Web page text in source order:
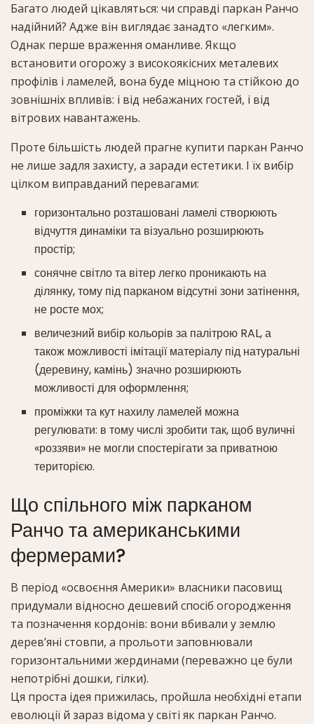
Багато людей цікавляться: чи справді паркан Ранчо
надійний? Адже він виглядає занадто «легким».
Однак перше враження оманливе. Якщо
встановити огорожу з високоякісних металевих
профілів і ламелей, вона буде міцною та стійкою до
зовнішніх впливів: і від небажаних гостей, і від
вітрових навантажень.
Проте більшість людей прагне купити паркан Ранчо
не лише задля захисту, а заради естетики. І їх вибір
цілком виправданий перевагами:
горизонтально розташовані ламелі створюють
відчуття динаміки та візуально розширюють
простір;
сонячне світло та вітер легко проникають на
ділянку, тому під парканом відсутні зони затінення,
не росте мох;
величезний вибір кольорів за палітрою RAL, а
також можливості імітації матеріалу під натуральні
(деревину, камінь) значно розширюють
можливості для оформлення;
проміжки та кут нахилу ламелей можна
регулювати: в тому числі зробити так, щоб вуличні
«роззяви» не могли спостерігати за приватною
територією.
Що спільного між парканом
Ранчо та американськими
фермерами?
В період «освоєння Америки» власники пасовищ
придумали відносно дешевий спосіб огородження
та позначення кордонів: вони вбивали у землю
дерев’яні стовпи, а прольоти заповнювали
горизонтальними жердинами (переважно це були
непотрібні дошки, гілки).
Ця проста ідея прижилась, пройшла необхідні етапи
еволюції й зараз відома у світі як паркан Ранчо.